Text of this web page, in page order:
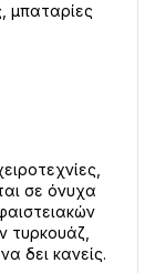
μπαταρίες
σε όνυχα
τυρκουάζ,
δει κανείς.